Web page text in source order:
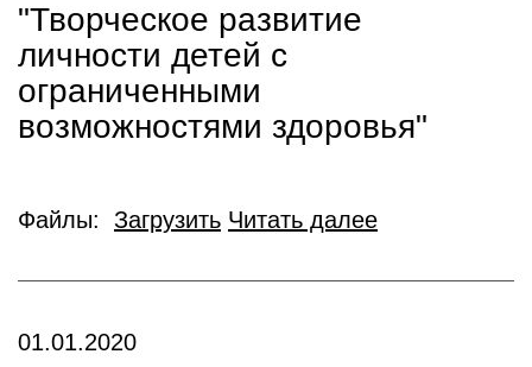
"Творческое развитие
личности детей с
ограниченными
возможностями здоровья"
Файлы: Загрузить Читать далее
01.01.2020